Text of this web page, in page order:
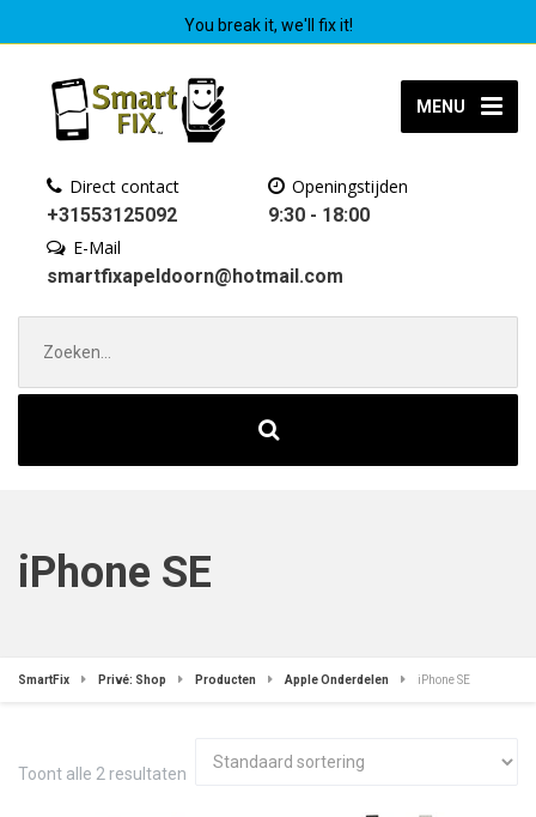
You break it, we'll fix it!
MENU
Direct contact
+31553125092
Openingstijden
9:30 - 18:00
E-Mail
smartfixapeldoorn@hotmail.com
naar:
iPhone SE
SmartFix Privé: Shop Producten Apple Onderdelen iPhone SE
Toont alle 2 resultaten